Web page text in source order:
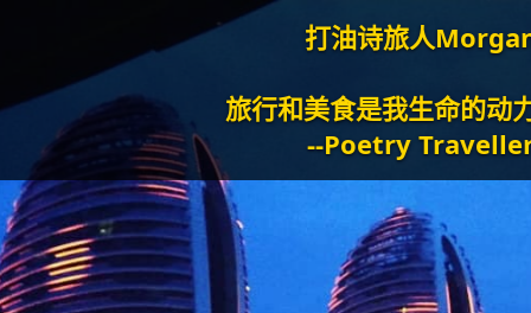
打油诗旅人Morgan
美食是我生命的动力泉源。
--Poetry Traveller